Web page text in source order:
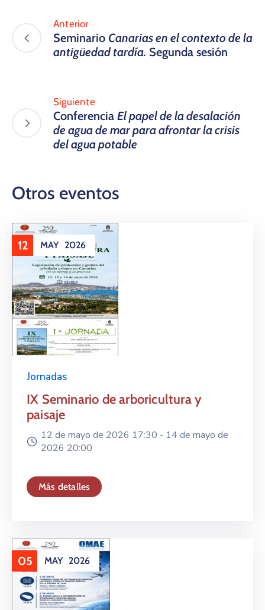
Anterior
Seminario Canarias en el contexto de la
antigüedad tardía. Segunda sesión
Siguiente
Conferencia El papel de la desalación
de agua de mar para afrontar la crisis
del agua potable
Otros eventos
12 MAY 2026
Jornadas
IX Seminario de arboricultura y
paisaje
12 de mayo de 2026 17:30 - 14 de mayo de
2026 20:00
Más detalles
05 MAY 2026